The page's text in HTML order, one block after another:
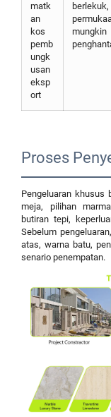
matk
an
kos
pemb
ungk
usan
eksp
ort
Proses
Pengeluaran khusus
meja, pilihan
butiran tepi,
Sebelum
atas, warna batu,
senario penempatan.